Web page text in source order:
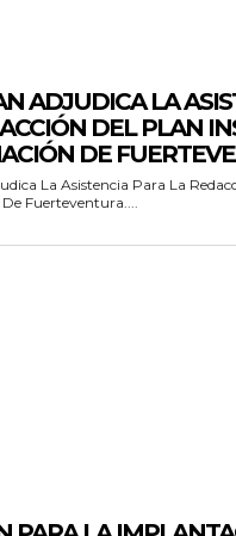
ADJUDICA LA
DEL PLAN
DE
La Asistencia Para La
Fuerteventura....